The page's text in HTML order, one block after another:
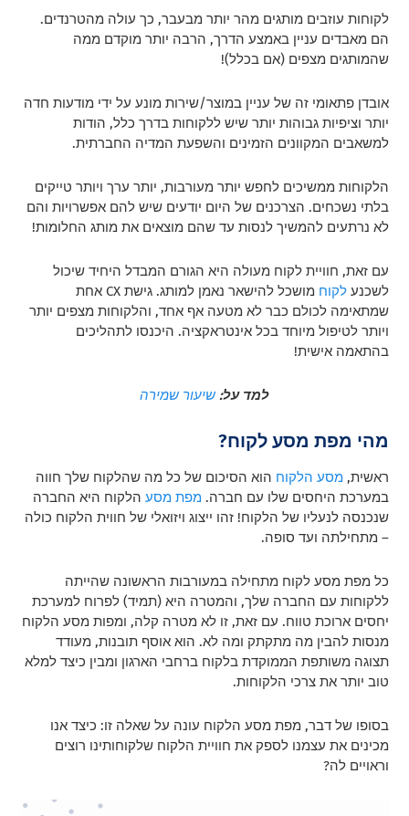
לקוחות עוזבים מותגים מהר יותר מבעבר, כך עולה מהטרנדים.
הם מאבדים עניין באמצע הדרך, הרבה יותר מוקדם ממה
שהמותגים מצפים (אם בכלל)!
אובדן פתאומי זה של עניין במוצר/שירות מונע על ידי מודעות חדה
יותר וציפיות גבוהות יותר שיש ללקוחות בדרך כלל, הודות
למשאבים המקוונים הזמינים והשפעת המדיה החברתית.
הלקוחות ממשיכים לחפש יותר מעורבות, יותר ערך ויותר טייקים
בלתי נשכחים. הצרכנים של היום יודעים שיש להם אפשרויות והם
לא נרתעים להמשיך לנסות עד שהם מוצאים את מותג החלומות!
עם זאת, חוויית לקוח מעולה היא הגורם המבדל היחיד שיכול
לשכנעלקוח
מושכל להישאר נאמן למותג. גישת CX אחת
שמתאימה לכולם כבר לא מטעה אף אחד, והלקוחות מצפים יותר
ויותר לטיפול מיוחד בכל אינטראקציה. היכנסו לתהליכים
בהתאמה אישית!
למד על:שיעור שמירה
מהי מפת מסע לקוח?
ראשית,מסע הלקוח הוא הסיכום של כל מה שהלקוח שלך חווה
במערכת היחסים שלו עם חברה.מפת מסע הלקוח היא החברה
שנכנסה לנעליו של הלקוח! זהו ייצוג ויזואלי של חווית הלקוח כולה
– מתחילתה ועד סופה.
כל מפת מסע לקוח מתחילה במעורבות הראשונה שהייתה
ללקוחות עם החברה שלך, והמטרה היא (תמיד) לפרוח למערכת
יחסים ארוכת טווח. עם זאת, זו לא מטרה קלה, ומפות מסע הלקוח
מנסות להבין מה מתקתק ומה לא. הוא אוסף תובנות, מעודד
תצוגה משותפת הממוקדת בלקוח ברחבי הארגון ומבין כיצד למלא
טוב יותר את צרכי הלקוחות.
בסופו של דבר, מפת מסע הלקוח עונה על שאלה זו: כיצד אנו
מכינים את עצמנו לספק את חוויית הלקוח שלקוחותינו רוצים
וראויים לה?